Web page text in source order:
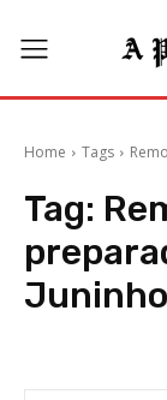
Home Tags
Tag:
Juninho